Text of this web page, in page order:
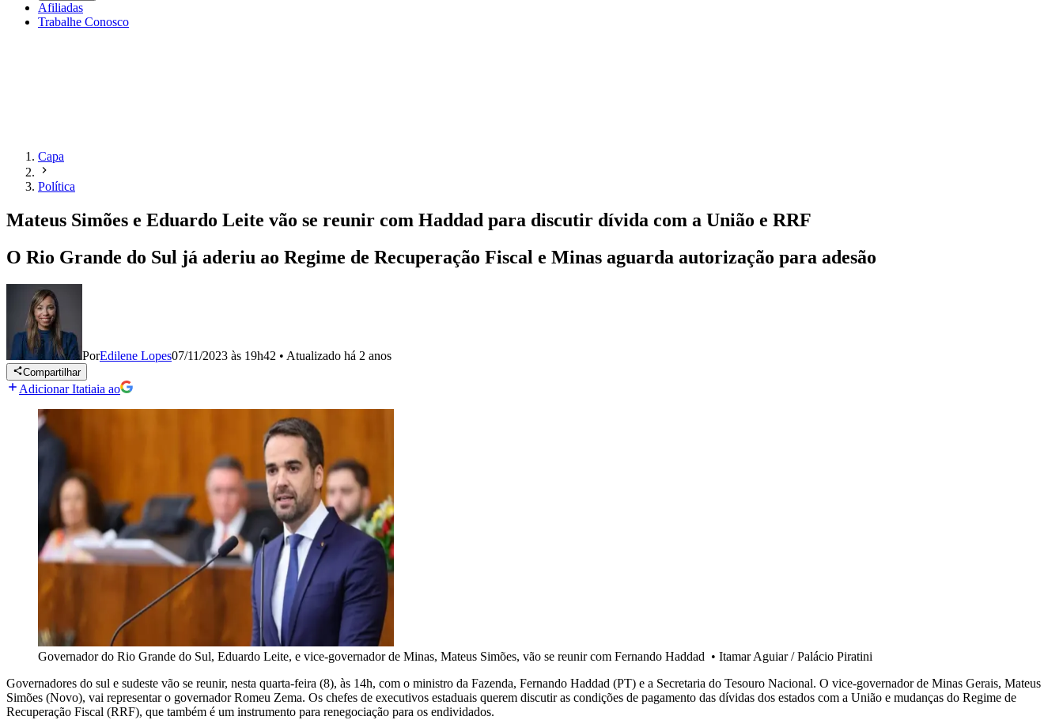
Afiliadas
Trabalhe Conosco
Capa
Política
Mateus Simões e Eduardo Leite vão se reunir com Haddad para discutir dívida com a União e RRF
O Rio Grande do Sul já aderiu ao Regime de Recuperação Fiscal e Minas aguarda autorização para adesão
PorEdilene Lopes07/11/2023 às 19h42 • Atualizado há 2 anos
Compartilhar
Adicionar Itatiaia ao
Governador do Rio Grande do Sul, Eduardo Leite, e vice-governador de Minas, Mateus Simões, vão se reunir com Fernando Haddad • Itamar Aguiar / Palácio Piratini
Governadores do sul e sudeste vão se reunir, nesta quarta-feira (8), às 14h, com o ministro da Fazenda, Fernando Haddad (PT) e a Secretaria do Tesouro Nacional. O vice-governador de Minas Gerais, Mateus
Simões (Novo), vai representar o governador Romeu Zema. Os chefes de executivos estaduais querem discutir as condições de pagamento das dívidas dos estados com a União e mudanças do Regime de
Recuperação Fiscal (RRF), que também é um instrumento para renegociação para os endividados.